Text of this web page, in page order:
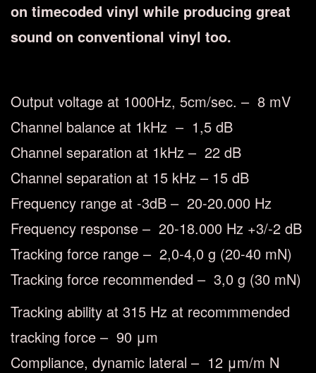
on timecoded vinyl while producing great
sound on conventional vinyl too.
Output voltage at 1000Hz, 5cm/sec. – 8 mV
Channel balance at 1kHz – 1,5 dB
Channel separation at 1kHz – 22 dB
Channel separation at 15 kHz – 15 dB
Frequency range at -3dB – 20-20.000 Hz
Frequency response – 20-18.000 Hz +3/-2 dB
Tracking force range – 2,0-4,0 g (20-40 mN)
Tracking force recommended – 3,0 g (30 mN)
Tracking ability at 315 Hz at recommmended
tracking force – 90 μm
Compliance, dynamic lateral – 12 μm/m N